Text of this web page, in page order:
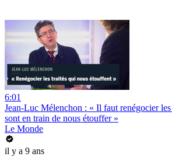
6:01
Jean-Luc Mélenchon : « Il faut renégocier
sont en train de nous étouffer »
Le Monde
il y a 9 ans